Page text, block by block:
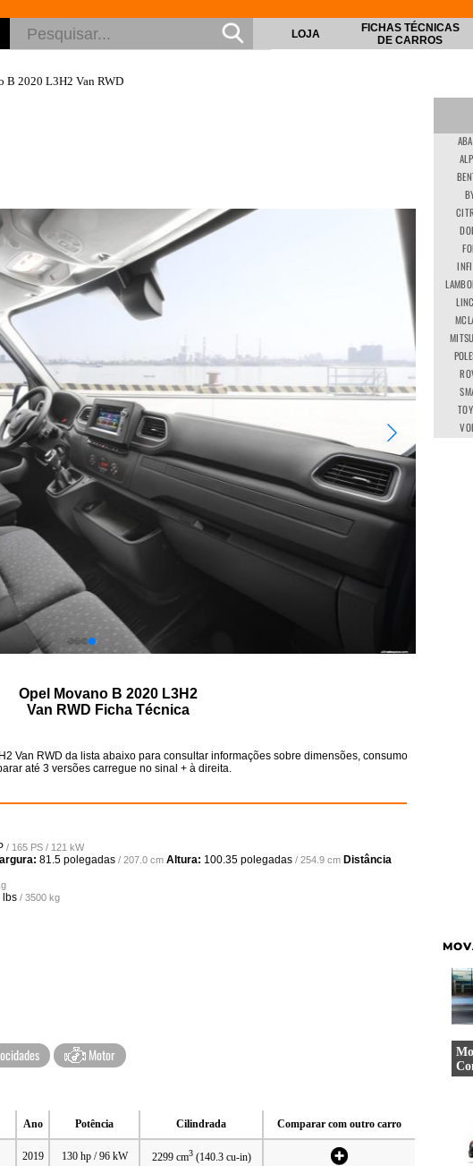
LOJA
FICHAS TÉCNICAS
DE CARROS
B 2020 L3H2 Van RWD
Opel Movano B 2020 L3H2
Van RWD Ficha Técnica
Van RWD da lista abaixo para consultar informações sobre dimensões, consumo
até 3 versões carregue no sinal + à direita.
/ 165 PS / 121 kW
81.5 polegadas / 207.0 cm Altura: 100.35 polegadas / 254.9 cm Distância
lbs / 3500 kg
Motor
Ano Potência Cilindrada Comparar com outro carro
2019 130 hp / 96 kW 2299 cm3(140.3 cu-in)